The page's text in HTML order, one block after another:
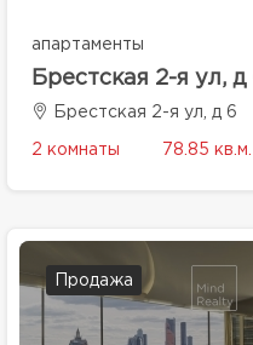
апартаменты
Брестская 2-я ул, д
Брестская 2-я ул, д 6
2 комнаты 78.85 кв.м.
Продажа